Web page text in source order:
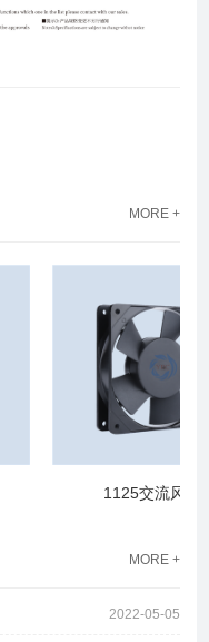
MORE +
1125交流风扇
MORE +
2022-05-05